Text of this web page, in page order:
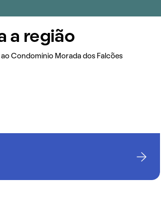
a região
Condomínio Morada dos Falcões